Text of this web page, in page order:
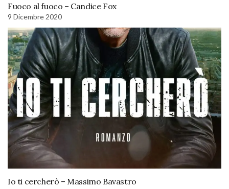
Fuoco al fuoco – Candice Fox
9 Dicembre 2020
Io ti cercherò – Massimo Bavastro